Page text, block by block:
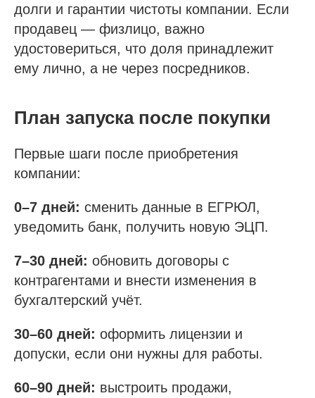
долги и гарантии чистоты компании. Если
продавец — физлицо, важно
удостовериться, что доля принадлежит
ему лично, а не через посредников.
План запуска после покупки
Первые шаги после приобретения
компании:
0–7 дней: сменить данные в ЕГРЮЛ,
уведомить банк, получить новую ЭЦП.
7–30 дней: обновить договоры с
контрагентами и внести изменения в
бухгалтерский учёт.
30–60 дней: оформить лицензии и
допуски, если они нужны для работы.
60–90 дней: выстроить продажи,